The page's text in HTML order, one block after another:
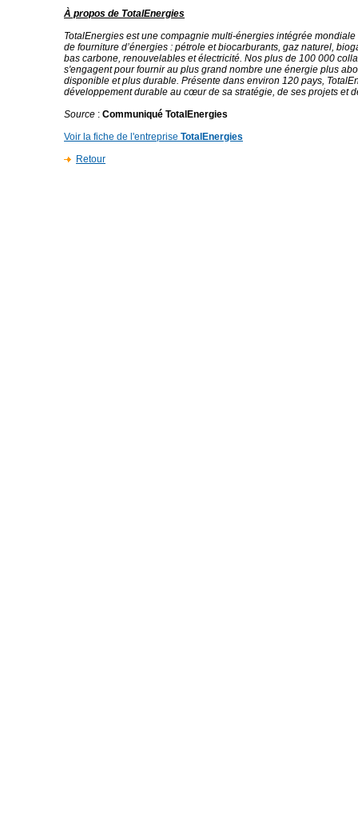
À propos de TotalEnergies
TotalEnergies est une compagnie multi-énergies intégrée
de fourniture d’énergies : pétrole et biocarburants, gaz naturel,
bas carbone, renouvelables et électricité. Nos plus de 100 000
s'engagent pour fournir au plus grand nombre une énergie plus
disponible et plus durable. Présente dans environ 120 pays,
développement durable au cœur de sa stratégie, de ses projets et
Source : Communiqué TotalEnergies
Voir la fiche de l'entreprise TotalEnergies
Retour